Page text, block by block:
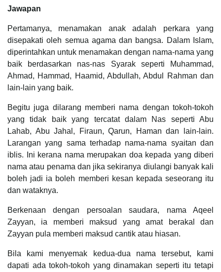
Jawapan
Pertamanya, menamakan anak adalah perkara yang
disepakati oleh semua agama dan bangsa. Dalam Islam,
diperintahkan untuk menamakan dengan nama-nama yang
baik berdasarkan nas-nas Syarak seperti Muhammad,
Ahmad, Hammad, Haamid, Abdullah, Abdul Rahman dan
lain-lain yang baik.
Begitu juga dilarang memberi nama dengan tokoh-tokoh
yang tidak baik yang tercatat dalam Nas seperti Abu
Lahab, Abu Jahal, Firaun, Qarun, Haman dan lain-lain.
Larangan yang sama terhadap nama-nama syaitan dan
iblis. Ini kerana nama merupakan doa kepada yang diberi
nama atau penama dan jika sekiranya diulangi banyak kali
boleh jadi ia boleh memberi kesan kepada seseorang itu
dan wataknya.
Berkenaan dengan persoalan saudara, nama Aqeel
Zayyan, ia memberi maksud yang amat berakal dan
Zayyan pula memberi maksud cantik atau hiasan.
Bila kami menyemak kedua-dua nama tersebut, kami
dapati ada tokoh-tokoh yang dinamakan seperti itu tetapi